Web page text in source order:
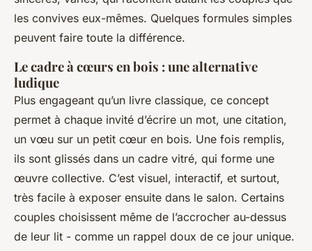
les convives eux-mêmes. Quelques formules simples
peuvent faire toute la différence.
Le cadre à cœurs en bois : une alternative
ludique
Plus engageant qu’un livre classique, ce concept
permet à chaque invité d’écrire un mot, une citation,
un vœu sur un petit cœur en bois. Une fois remplis,
ils sont glissés dans un cadre vitré, qui forme une
œuvre collective. C’est visuel, interactif, et surtout,
très facile à exposer ensuite dans le salon. Certains
couples choisissent même de l’accrocher au-dessus
de leur lit - comme un rappel doux de ce jour unique.